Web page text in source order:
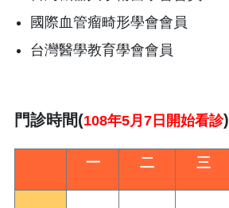
國際血管瘤畸形學會會員
台灣醫學教育學會會員
門診時間(108年5月7日開始看診)
一 二 三